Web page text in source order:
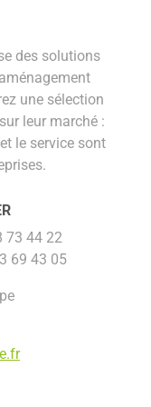
des solutions
une sélection
leur marché :
le service sont
73 44 22
69 43 05